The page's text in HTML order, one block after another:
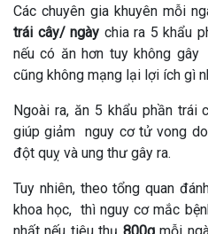
Các chuyên gia khuyên mỗi
trái cây/ ngày chia ra 5 khẩu
nếu có ăn hơn tuy không
cũng không mạng lại lợi ích gì
Ngoài ra, ăn 5 khẩu phần trái
giúp giảm nguy cơ tử vong
đột quỵ và ung thư gây ra.
Tuy nhiên, theo tổng quan
khoa học, thì nguy cơ mắc